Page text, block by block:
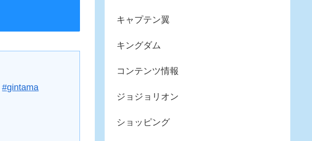
#gintama
キャプテン翼
キングダム
コンテンツ情報
ジョジョリオン
ショッピング